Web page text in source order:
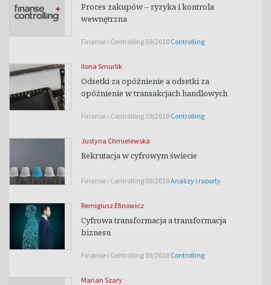
Proces zakupów – ryzyka i kontrola
wewnętrzna
Finanse i Controlling 59/2018 Controlling
Ilona Smurlik
Odsetki za opóźnienie a odsetki za
opóźnienie w transakcjach handlowych
Finanse i Controlling 59/2018 Controlling
Justyna Chmielewska
Rekrutacja w cyfrowym świecie
Finanse i Controlling 59/2018Analizy i raporty
Remigiusz Efinowicz
Cyfrowa transformacja a transformacja
biznesu
Finanse i Controlling 59/2018 Controlling
Marian Szary